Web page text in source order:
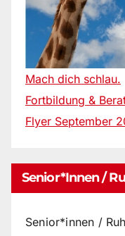
Mach dich schlau.
Fortbildung &
Flyer September
Senior*innen /
Senior*innen /